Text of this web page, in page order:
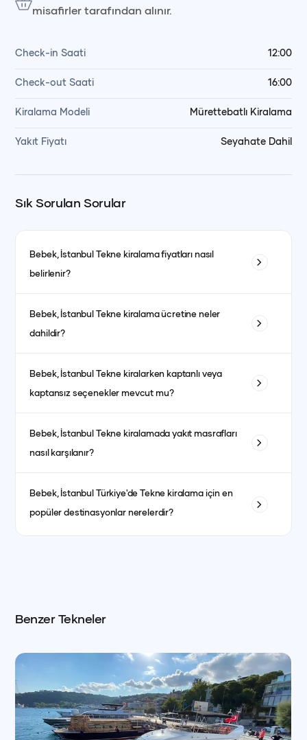
misafirler tarafından alınır.
Check-in Saati 12:00
Check-out Saati 16:00
Kiralama Modeli Mürettebatlı Kiralama
Yakıt Fiyatı Seyahate Dahil
Sık Sorulan Sorular
Bebek, İstanbulTekne kiralama fiyatları nasıl
belirlenir?
ve bulunduğu bölgeye göre değişiklik gösterir. Ayrıca sezon
dönemleri de fiyatları etkiler. Yüksek sezonda fiyatlar daha
yüksek olurken, düşük sezonda daha avantajlı fiyatlarla
kiralama yapmak mümkündür.
Bebek, İstanbulTekne kiralama ücretine neler
dahildir?
garson, yakıt, son temizlik ve limandan alma-bırakma
hizmetleri dahildir. Kumanya (yiyecek, içecek ve
atıştırmalıklar) ise fiyata dahil olmayıp misafirlerin tercihine
göre ayrıca planlanır.
Bebek, İstanbulTekne kiralarken kaptanlı veya
kaptansız seçenekler mevcut mu?
bulunmaktadır. Kaptansız kiralama için yeterli denizcilik
tecrübesine sahip olmanız gerekmektedir.
Bebek, İstanbulTekne kiralamada yakıt masrafları
nasıl karşılanır?
teknelerde fiyat ayrı olabilmektedir. her teknenin ilan detay
kısmında görebilirsiniz.
Bebek, İstanbulTürkiye'de Tekne kiralama için en
popüler destinasyonlar nerelerdir?
Benzer Tekneler